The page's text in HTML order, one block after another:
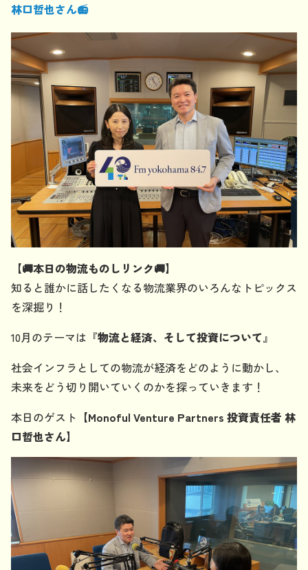
林口哲也さん📻
【🚚本日の物流ものしリンク🚚】
知ると誰かに話したくなる物流業界のいろんなトピックス
を深掘り！
10月のテーマは『物流と経済、そして投資について』
社会インフラとしての物流が経済をどのように動かし、
未来をどう切り開いていくのかを探っていきます！
本日のゲスト 【Monoful Venture Partners 投資責任者 林
口哲也さん】